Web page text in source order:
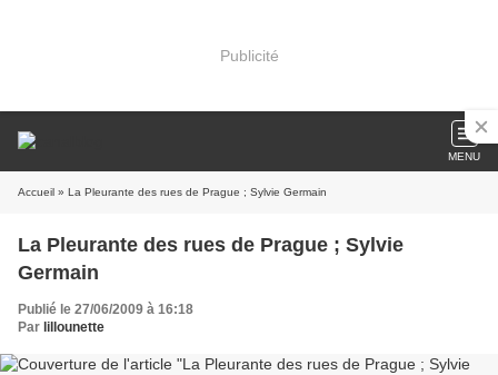
Publicité
MENU
Accueil » La Pleurante des rues de Prague ; Sylvie Germain
La Pleurante des rues de Prague ; Sylvie
Germain
Publié le 27/06/2009 à 16:18
Par lillounette